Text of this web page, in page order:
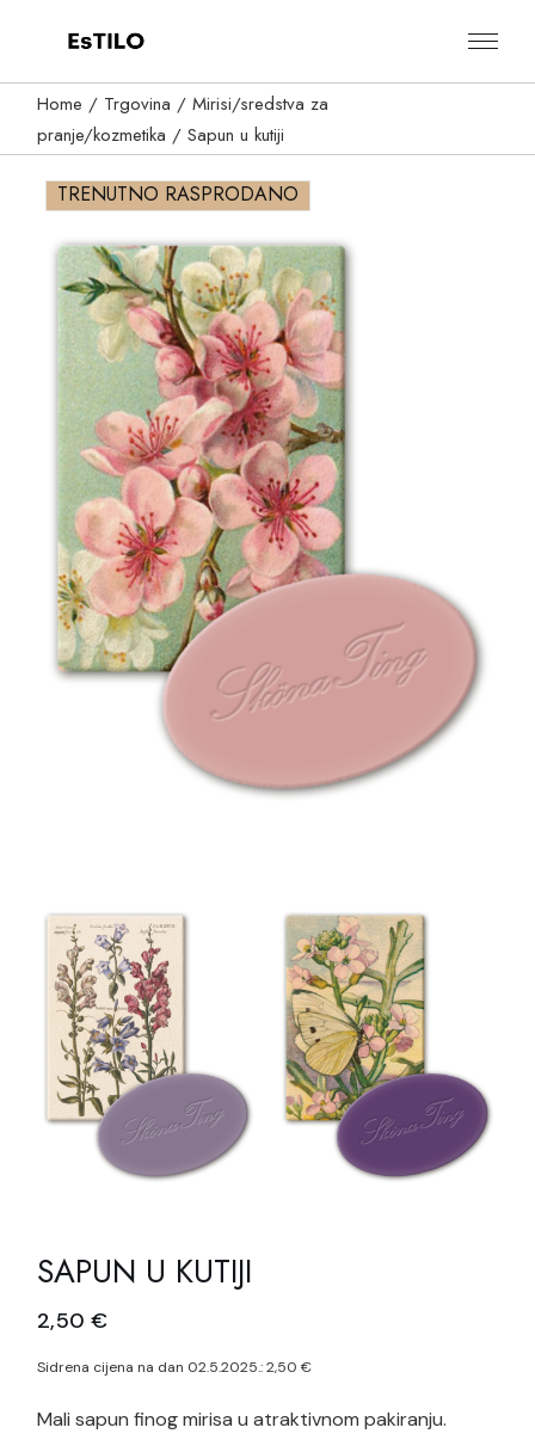
Home Trgovina
Mirisi/sredstva za
pranje/kozmetika
Sapun u kutiji
TRENUTNO RASPRODANO
SAPUN U KUTIJI
2,50 €
Sidrena cijena na dan 02.5.2025.:2,50€
Mali sapun finog mirisa u atraktivnom pakiranju.